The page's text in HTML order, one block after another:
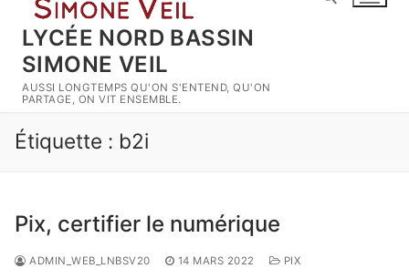
LYCÉE NORD BASSIN
SIMONE VEIL
AUSSI LONGTEMPS QU'ON S'ENTEND, QU'ON
PARTAGE, ON VIT ENSEMBLE.
Étiquette : b2i
Pix, certifier le numérique
ADMIN_WEB_LNBSV20 14 MARS 2022 PIX